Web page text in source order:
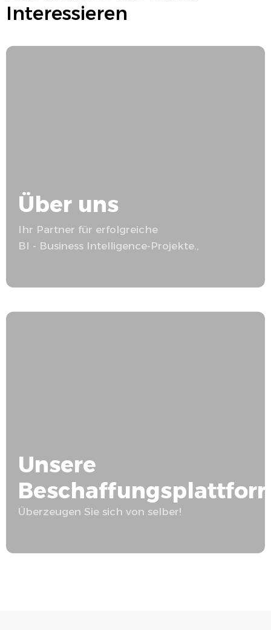
Interessieren
Über uns
Ihr Partner für erfolgreiche
BI - Business Intelligence-Projekte.,
Unsere
Überzeugen Sie sich von selber!